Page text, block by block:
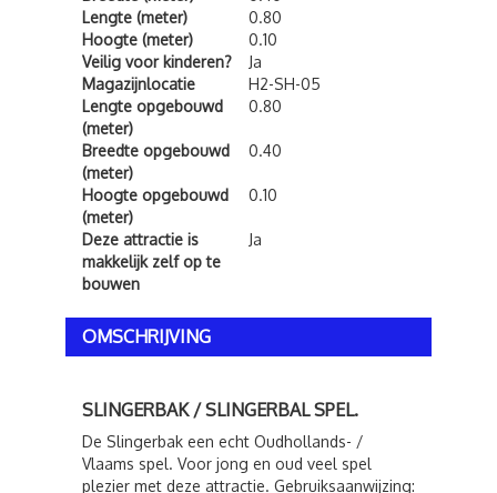
Lengte (meter)
0.80
Hoogte (meter)
0.10
Veilig voor kinderen?
Ja
Magazijnlocatie
H2-SH-05
Lengte opgebouwd
(meter)
0.80
Breedte opgebouwd
(meter)
0.40
Hoogte opgebouwd
(meter)
0.10
Deze attractie is
makkelijk zelf op te
bouwen
Ja
OMSCHRIJVING
SLINGERBAK / SLINGERBAL SPEL.
De Slingerbak een echt Oudhollands- /
Vlaams spel. Voor jong en oud veel spel
plezier met deze attractie. Gebruiksaanwijzing: